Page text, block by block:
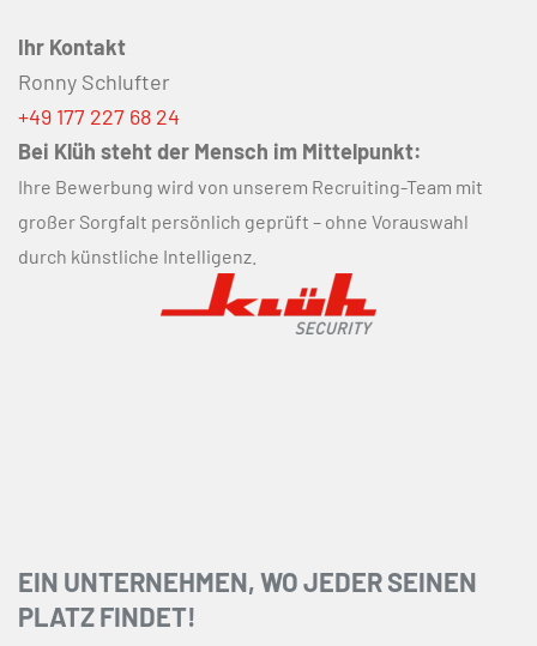
Ihr Kontakt
Ronny Schlufter
+49 177 227 68 24
Bei Klüh steht der Mensch im Mittelpunkt:
Ihre Bewerbung wird von unserem Recruiting-Team mit
großer Sorgfalt persönlich geprüft – ohne Vorauswahl
durch künstliche Intelligenz.
EIN UNTERNEHMEN, WO JEDER SEINEN
PLATZ FINDET!